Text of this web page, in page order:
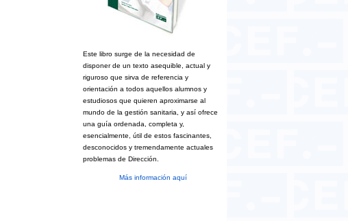
Este libro surge de la necesidad de
disponer de un texto asequible, actual y
riguroso que sirva de referencia y
orientación a todos aquellos alumnos y
estudiosos que quieren aproximarse al
mundo de la gestión sanitaria, y así ofrece
una guía ordenada, completa y,
esencialmente, útil de estos fascinantes,
desconocidos y tremendamente actuales
problemas de Dirección.
Más información aquí